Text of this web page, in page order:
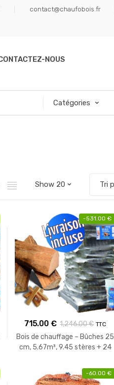
contact@chaufobois.fr
NOUS
-531.00 €
715.00 € 1,246.00€ TTC
Bois de chauffage – Bûches 25
cm, 5.67m³, 9.45 stères + 24
-60.00 €